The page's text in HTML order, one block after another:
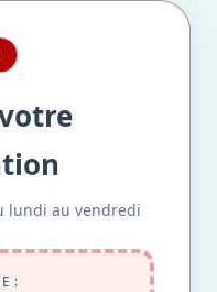
lundi au vendredi
: